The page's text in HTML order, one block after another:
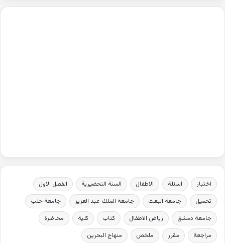
اختبار اسئلة الاطفال السنة التحضيرية
الفصل الاول
تحميل
جامعة البعث جامعة الملك عبد العزيز
جامعة حلب
جامعة دمشق
رياض الاطفال كتاب كلية
محاضرة
مراجعة
مقرر ملخص منهاج البحرين